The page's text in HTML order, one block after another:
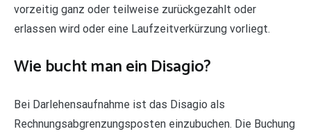
vorzeitig ganz oder teilweise zurückgezahlt oder
erlassen wird oder eine Laufzeitverkürzung vorliegt.
Wie bucht man ein Disagio?
Bei Darlehensaufnahme ist das Disagio als
Rechnungsabgrenzungsposten einzubuchen. Die Buchung